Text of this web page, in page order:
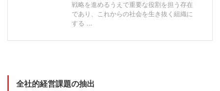
戦略を進めるうえで重要な役割を担う存在
であり、これからの社会を生き抜く組織に
する ...
全社的経営課題の抽出